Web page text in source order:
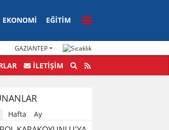
EKONOMI EĞITIM
GAZIANTEP
Zabıtaya Teslim
CHP’de
Hamlesi
İLETIŞIM
Hafta Ay